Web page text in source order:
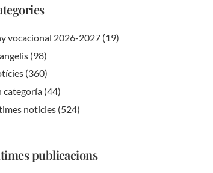
vocacional 2026-2027 (19)
(98)
(360)
categoría (44)
noticies (524)
publicacions